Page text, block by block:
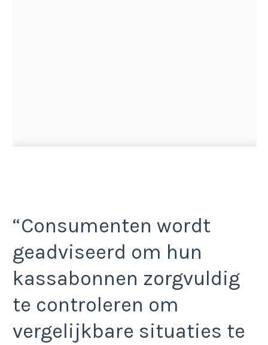
“Consumenten wordt
geadviseerd om hun
kassabonnen zorgvuldig
te controleren om
vergelijkbare situaties te